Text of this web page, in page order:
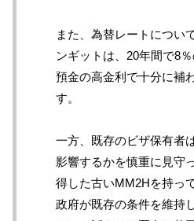
また、為替レートについ
ンギットは、20年間で8
預金の高金利で十分に補
す。
一方、既存のビザ保有者
影響するかを慎重に見守
得した古いMM2Hを持っ
政府が既存の条件を維持